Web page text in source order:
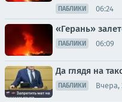
ПАБЛИКИ 06:24
«Герань»
ПАБЛИКИ 06:09
Да глядя на
ПАБЛИКИ Вчера,